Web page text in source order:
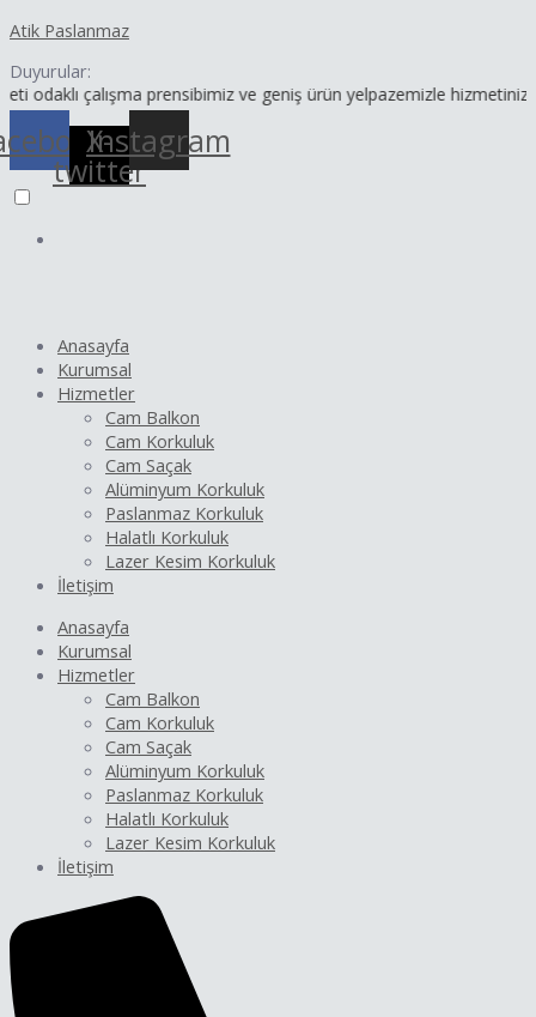
atla
Atik Paslanmaz
Duyurular:
çalışma prensibimiz ve geniş ürün yelpazemizle hizmetinizdeyiz.
X-
twitter
Instagram
Anasayfa
Kurumsal
Hizmetler
Cam Balkon
Cam Korkuluk
Cam Saçak
Alüminyum Korkuluk
Paslanmaz Korkuluk
Halatlı Korkuluk
Lazer Kesim Korkuluk
İletişim
Anasayfa
Kurumsal
Hizmetler
Cam Balkon
Cam Korkuluk
Cam Saçak
Alüminyum Korkuluk
Paslanmaz Korkuluk
Halatlı Korkuluk
Lazer Kesim Korkuluk
İletişim
dolaşımı